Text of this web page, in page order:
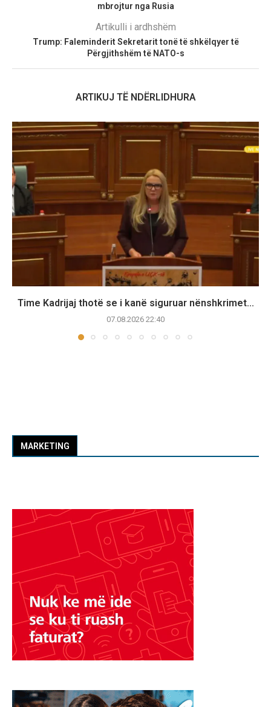
mbrojtur nga Rusia
Artikulli i ardhshëm
Trump: Faleminderit Sekretarit tonë të shkëlqyer të
Përgjithshëm të NATO-s
ARTIKUJ TË NDËRLIDHURA
Time Kadrijaj thotë se i kanë siguruar nënshkrimet...
07.08.2026 22:40
MARKETING